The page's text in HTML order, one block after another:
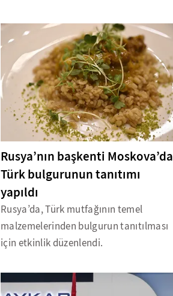
Rusya’nın başkenti Moskova’da
Türk bulgurunun tanıtımı
yapıldı
Rusya’da, Türk mutfağının temel
malzemelerinden bulgurun tanıtılması
için etkinlik düzenlendi.